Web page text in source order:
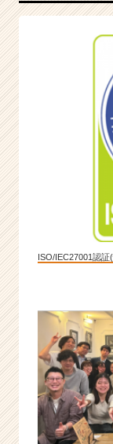
ISO/IEC27001認